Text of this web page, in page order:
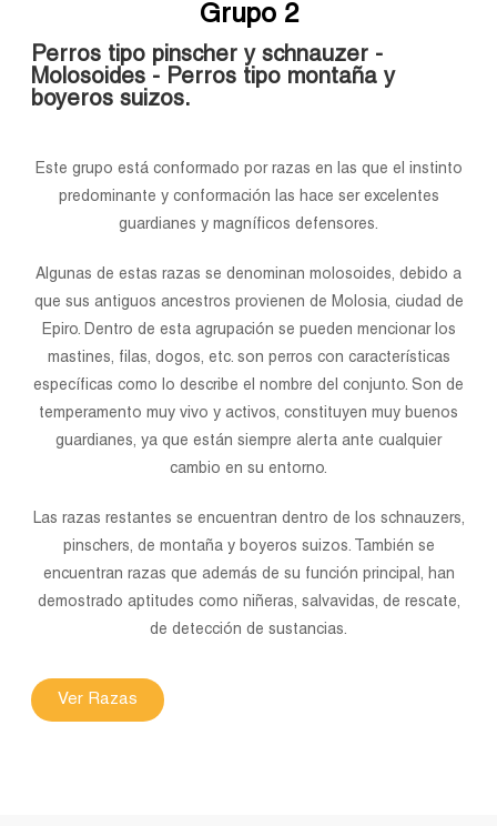
Grupo 2
Perros tipo pinscher y schnauzer -
Molosoides - Perros tipo montaña y
boyeros suizos.
Este grupo está conformado por razas en las que el instinto
predominante y conformación las hace ser excelentes
guardianes y magníficos defensores.
Algunas de estas razas se denominan molosoides, debido a
que sus antiguos ancestros provienen de Molosia, ciudad de
Epiro. Dentro de esta agrupación se pueden mencionar los
mastines, filas, dogos, etc. son perros con características
específicas como lo describe el nombre del conjunto. Son de
temperamento muy vivo y activos, constituyen muy buenos
guardianes, ya que están siempre alerta ante cualquier
cambio en su entorno.
Las razas restantes se encuentran dentro de los schnauzers,
pinschers, de montaña y boyeros suizos. También se
encuentran razas que además de su función principal, han
demostrado aptitudes como niñeras, salvavidas, de rescate,
de detección de sustancias.
Ver Razas